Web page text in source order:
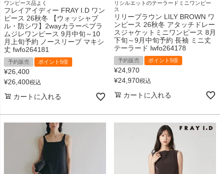
ワンピース品よく
フレイアイディー FRAY I.D ワン
ピース 26秋冬 【ウォッシャブ
ル・防シワ】2wayカラーペプラ
ムジレワンピース 9月中旬～10
月上旬予約 ノースリーブ マキシ
丈 fwfo264181
予約販売 ポイント5倍
¥26,400
¥26,400税込
カートに入れる
リシルエットのテーラードミニワンピー
ス
リリーブラウン LILY BROWN ワ
ンピース 26秋冬 アタッチドレー
スジャケットミニワンピース 8月
下旬～9月中旬予約 長袖 ミニ丈
テーラード lwfo264178
予約販売 ポイント5倍
¥24,970
¥24,970税込
カートに入れる